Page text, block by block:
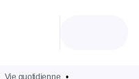
Vie quotidienne •